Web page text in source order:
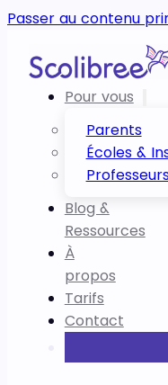
Passer au contenu
Pour vous
Parents
Écoles &
Blog &
Ressources
À
propos
Tarifs
Contact